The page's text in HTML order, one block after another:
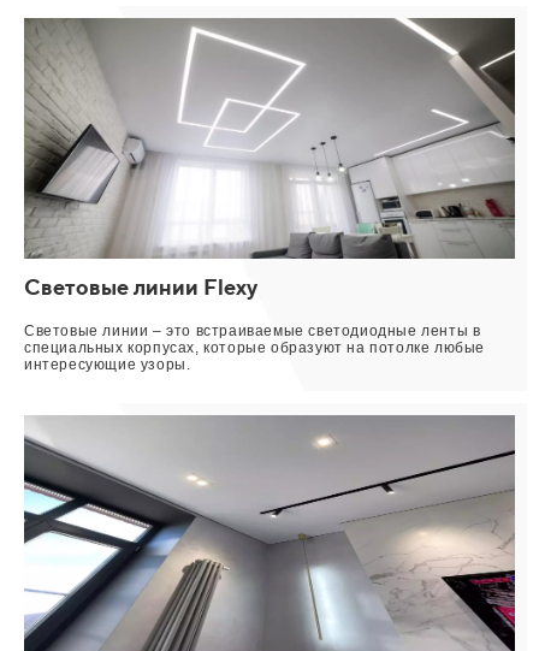
Световые линии Flexy
Световые линии – это встраиваемые светодиодные ленты в
специальных корпусах, которые образуют на потолке любые
интересующие узоры.